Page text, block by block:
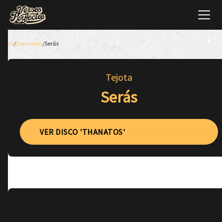
Inicio/Canciones/Serás
Tejota
Serás
VER DISCO 'THANATOS'